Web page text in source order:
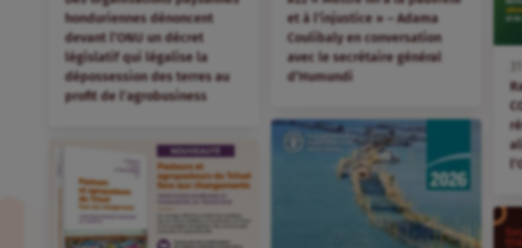
honduriennes dénoncent
devant l’ONU un décret
législatif qui légalise la
dépossession des terres au
profit de l’agrobusiness
et à l’injustice » – Adama
Coulibaly en conversation
avec le secrétaire général
d’Humundi